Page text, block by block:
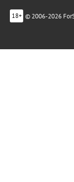
18+ © 2006-2026